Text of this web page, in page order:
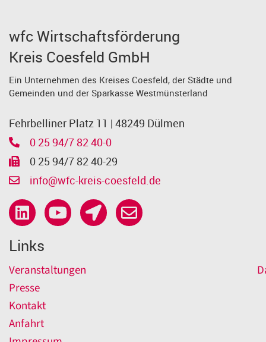
wfc Wirtschaftsförderung
Kreis Coesfeld GmbH
Ein Unternehmen des Kreises Coesfeld, der Städte und
Gemeinden und der Sparkasse Westmünsterland
Fehrbelliner Platz 11 | 48249 Dülmen
0 25 94/7 82 40-0
0 25 94/7 82 40-29
info@wfc-kreis-coesfeld.de
Links
Veranstaltungen
Presse
Kontakt
Anfahrt